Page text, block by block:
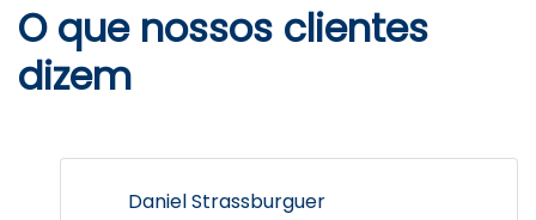
O que nossos clientes
dizem
José Duarte
Daniel Strassburguer